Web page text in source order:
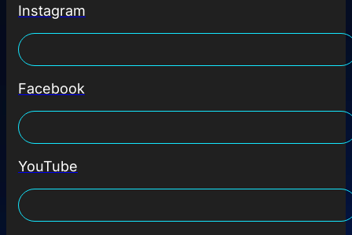
Instagram
Facebook
YouTube